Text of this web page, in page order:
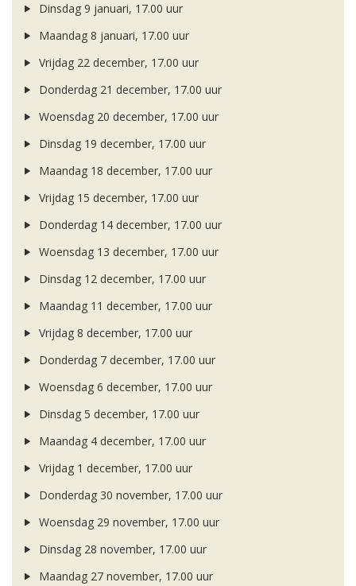
Dinsdag 9 januari, 17.00 uur
Maandag 8 januari, 17.00 uur
Vrijdag 22 december, 17.00 uur
Donderdag 21 december, 17.00 uur
Woensdag 20 december, 17.00 uur
Dinsdag 19 december, 17.00 uur
Maandag 18 december, 17.00 uur
Vrijdag 15 december, 17.00 uur
Donderdag 14 december, 17.00 uur
Woensdag 13 december, 17.00 uur
Dinsdag 12 december, 17.00 uur
Maandag 11 december, 17.00 uur
Vrijdag 8 december, 17.00 uur
Donderdag 7 december, 17.00 uur
Woensdag 6 december, 17.00 uur
Dinsdag 5 december, 17.00 uur
Maandag 4 december, 17.00 uur
Vrijdag 1 december, 17.00 uur
Donderdag 30 november, 17.00 uur
Woensdag 29 november, 17.00 uur
Dinsdag 28 november, 17.00 uur
Maandag 27 november, 17.00 uur